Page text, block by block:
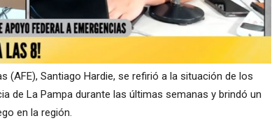
(AFE), Santiago Hardie, se refirió a la situación de los
de La Pampa durante las últimas semanas y brindó un
en la región.